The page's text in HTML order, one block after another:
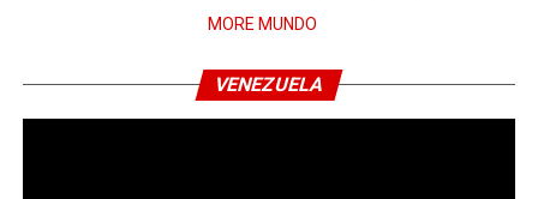
MORE MUNDO
VENEZUELA